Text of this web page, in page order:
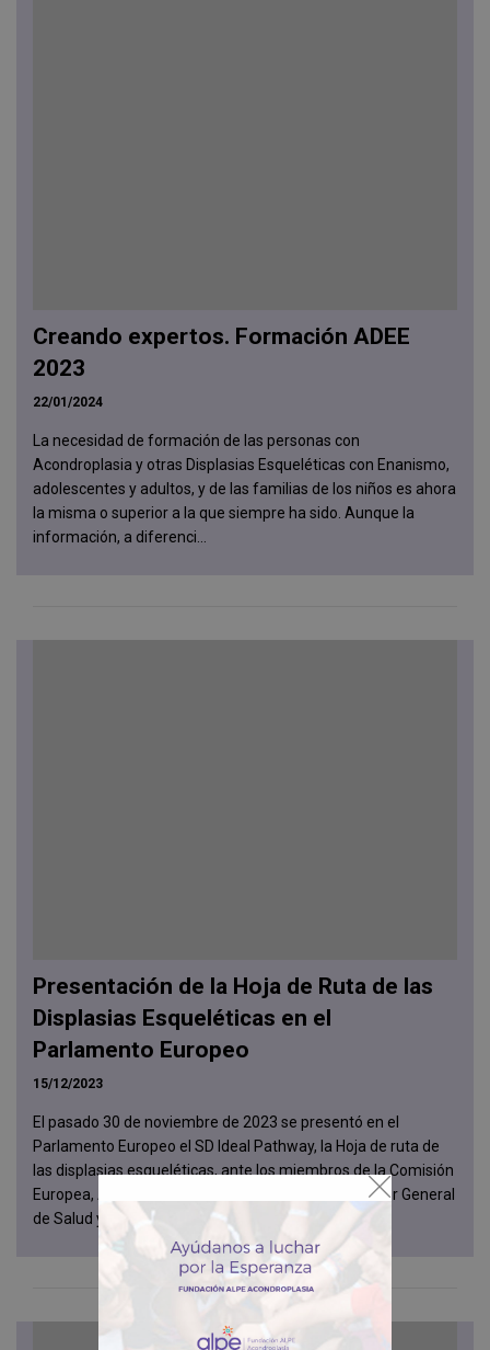
Creando expertos. Formación ADEE
2023
22/01/2024
La necesidad de formación de las personas con
Acondroplasia y otras Displasias Esqueléticas con Enanismo,
adolescentes y adultos, y de las familias de los niños es ahora
la misma o superior a la que siempre ha sido. Aunque la
información, a diferenci...
Presentación de la Hoja de Ruta de las
Displasias Esqueléticas en el
Parlamento Europeo
15/12/2023
El pasado 30 de noviembre de 2023 se presentó en el
Parlamento Europeo el SD Ideal Pathway, la Hoja de ruta de
las displasias esqueléticas, ante los miembros de la Comisión
Europea, Alina Senn, responsable política del Director General
de Salud y Seg...